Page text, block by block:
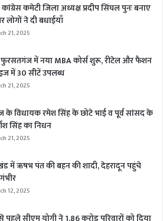
कमेटी जिला अध्यक्ष प्रदीप सिंघल पुनः बनाए
लोगों ने दी बधाईयाँ
21, 2025
फुरसतगंज में नया MBA कोर्स शुरू, रीटेल और फैशन
में 30 सीटें उपलब्ध
21, 2025
के विधायक रमेश सिंह के छोटे भाई व पूर्व सांसद के
सिंह का निधन
21, 2025
में ऋषभ पंत की बहन की शादी, देहरादून पहुंचे
12, 2025
पहले सीएम योगी ने 1.86 करोड़ परिवारों को दिया